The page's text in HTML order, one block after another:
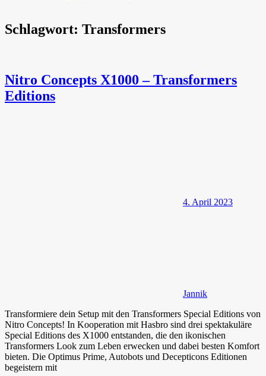
Schlagwort: Transformers
Nitro Concepts X1000 – Transformers
Editions
4. April 2023
Jannik
Transformiere dein Setup mit den Transformers Special Editions von
Nitro Concepts! In Kooperation mit Hasbro sind drei spektakuläre
Special Editions des X1000 entstanden, die den ikonischen
Transformers Look zum Leben erwecken und dabei besten Komfort
bieten. Die Optimus Prime, Autobots und Decepticons Editionen
begeistern mit